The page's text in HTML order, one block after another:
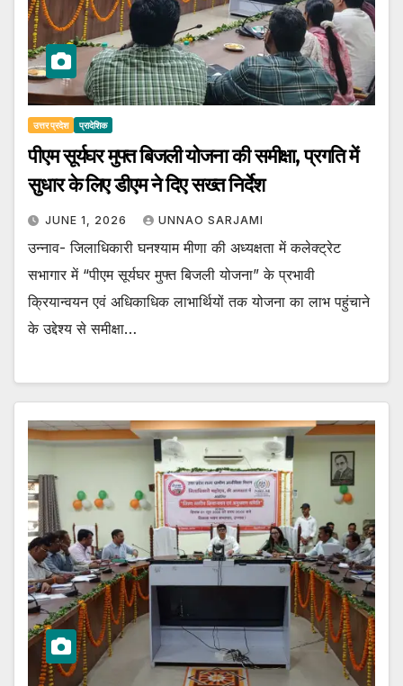
उत्तर प्रदेश प्रादेशिक
पीएम सूर्यघर मुफ्त बिजली योजना की समीक्षा, प्रगति में
सुधार के लिए डीएम ने दिए सख्त निर्देश
JUNE 1, 2026 UNNAO SARJAMI
उन्नाव- जिलाधिकारी घनश्याम मीणा की अध्यक्षता में कलेक्ट्रेट
सभागार में “पीएम सूर्यघर मुफ्त बिजली योजना” के प्रभावी
क्रियान्वयन एवं अधिकाधिक लाभार्थियों तक योजना का लाभ पहुंचाने
के उद्देश्य से समीक्षा…